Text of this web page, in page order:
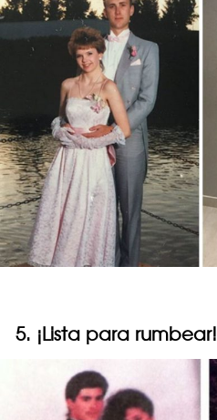
5. ¡Lista para rumbear!